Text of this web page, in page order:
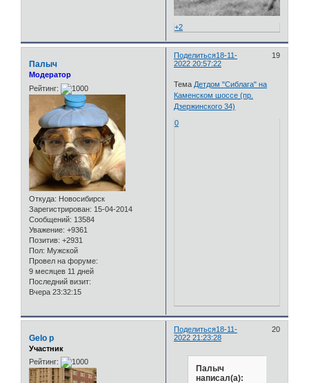
+2
Поделиться 19
18-11-
2022 20:57:22
Палыч
Модератор
Рейтинг:
Откуда: Новосибирск
Зарегистрирован: 15-04-2014
Сообщений: 13584
Уважение: +9361
Позитив: +2931
Пол: Мужской
Провел на форуме:
9 месяцев 11 дней
Последний визит:
Вчера 23:32:15
Тема Детдом "Сиблага" на
Каменском шоссе (пр.
Дзержинского 34)
0
Поделиться 20
18-11-
2022 21:23:28
Gelo p
Участник
Рейтинг:
Палыч
написал(а):